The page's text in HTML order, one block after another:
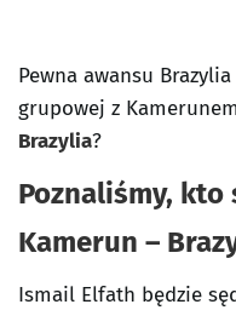
Pewna awansu
grupowej z
Brazylia?
Poznaliśmy, kto
Kamerun –
Ismail Elfath będzie